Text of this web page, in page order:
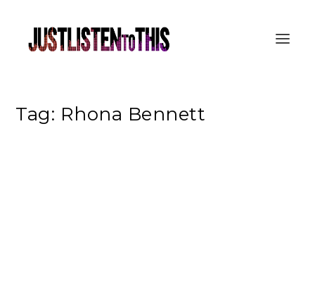
Tag: Rhona Bennett